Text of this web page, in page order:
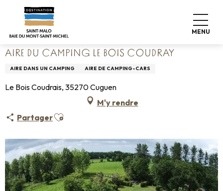
contenu
MENU
Accueil Poser ses valises
Campings
Aire du camping Le Bois Coudray
AIRE DU CAMPING LE BOIS COUDRAY
AIRE DANS UN CAMPING AIRE DE CAMPING-CARS
Le Bois Coudrais, 35270 Cuguen
M'y rendre
PartagerAjouter aux favoris